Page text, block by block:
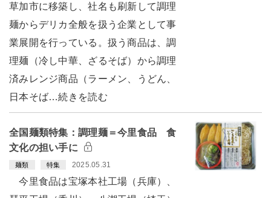
草加市に移築し、社名も刷新して調理
麺からデリカ全般を扱う企業として事
業展開を行っている。扱う商品は、調
理麺（冷し中華、ざるそば）から調理
済みレンジ商品（ラーメン、うどん、
日本そば…続きを読む
全国麺類特集：調理麺＝今里食品 食
文化の担い手に
麺類 特集 2025.05.31
今里食品は宝塚本社工場（兵庫）、